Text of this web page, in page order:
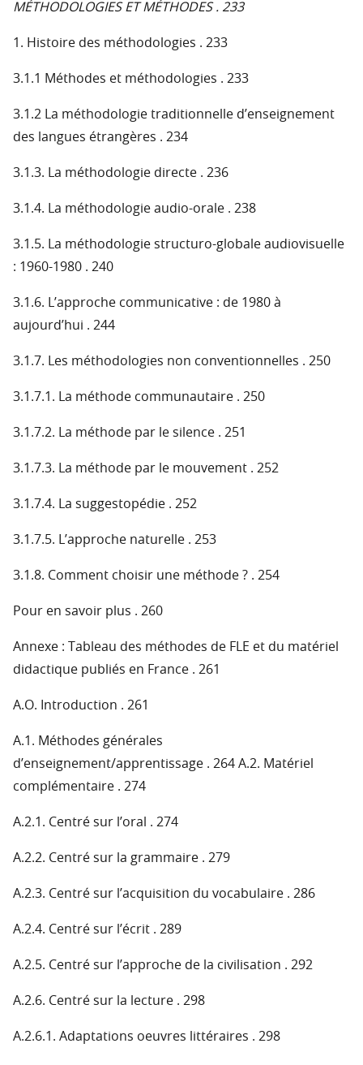
MÉTHODOLOGIES ET MÉTHODES . 233
1. Histoire des méthodologies . 233
3.1.1 Méthodes et méthodologies . 233
3.1.2 La méthodologie traditionnelle d’enseignement
des langues étrangères . 234
3.1.3. La méthodologie directe . 236
3.1.4. La méthodologie audio-orale . 238
3.1.5. La méthodologie structuro-globale audiovisuelle
: 1960-1980 . 240
3.1.6. L’approche communicative : de 1980 à
aujourd’hui . 244
3.1.7. Les méthodologies non conventionnelles . 250
3.1.7.1. La méthode communautaire . 250
3.1.7.2. La méthode par le silence . 251
3.1.7.3. La méthode par le mouvement . 252
3.1.7.4. La suggestopédie . 252
3.1.7.5. L’approche naturelle . 253
3.1.8. Comment choisir une méthode ? . 254
Pour en savoir plus . 260
Annexe : Tableau des méthodes de FLE et du matériel
didactique publiés en France . 261
A.O. Introduction . 261
A.1. Méthodes générales
d’enseignement/apprentissage . 264 A.2. Matériel
complémentaire . 274
A.2.1. Centré sur l’oral . 274
A.2.2. Centré sur la grammaire . 279
A.2.3. Centré sur l’acquisition du vocabulaire . 286
A.2.4. Centré sur l’écrit . 289
A.2.5. Centré sur l’approche de la civilisation . 292
A.2.6. Centré sur la lecture . 298
A.2.6.1. Adaptations oeuvres littéraires . 298